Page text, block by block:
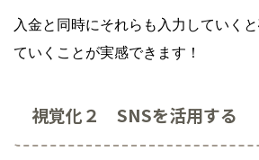
入金と同時にそれらも入力していく
ていくことが実感できます！
視覚化２ SNSを活用する